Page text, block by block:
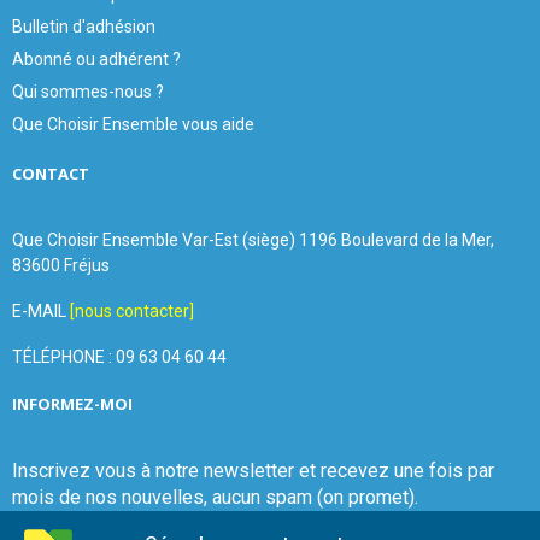
Bulletin d'adhésion
Abonné ou adhérent ?
Qui sommes-nous ?
Que Choisir Ensemble vous aide
CONTACT
Que Choisir Ensemble Var-Est (siège) 1196 Boulevard de la Mer,
83600 Fréjus
E-MAIL [nous contacter]
TÉLÉPHONE : 09 63 04 60 44
INFORMEZ-MOI
Inscrivez vous à notre newsletter et recevez une fois par
mois de nos nouvelles, aucun spam (on promet).